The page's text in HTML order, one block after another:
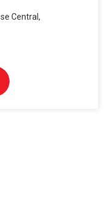
Central,